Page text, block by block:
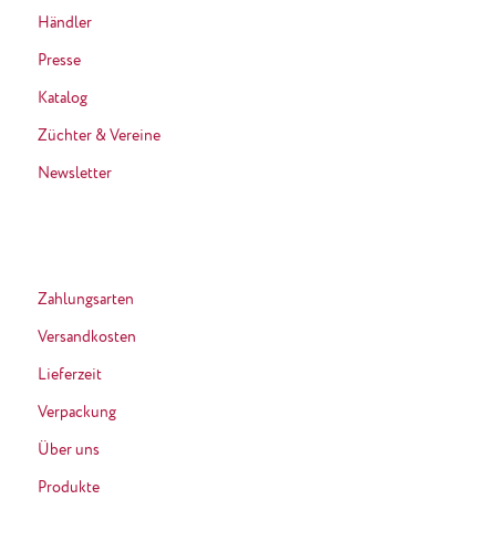
Händler
Presse
Katalog
Züchter & Vereine
Newsletter
Zahlungsarten
Versandkosten
Lieferzeit
Verpackung
Über uns
Produkte